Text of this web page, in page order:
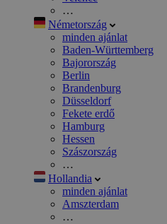
…
Németország
minden ajánlat
Baden-Württemberg
Bajorország
Berlin
Brandenburg
Düsseldorf
Fekete erdő
Hamburg
Hessen
Szászország
…
Hollandia
minden ajánlat
Amszterdam
…